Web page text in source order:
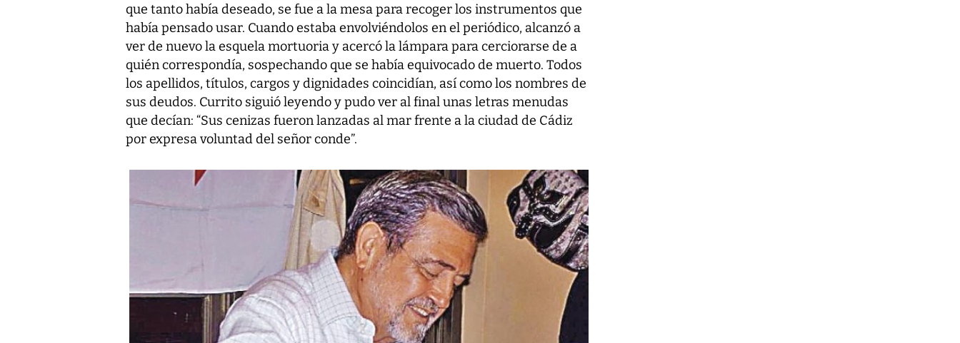
que tanto había deseado, se fue a la mesa para recoger los instrumentos que
había pensado usar. Cuando estaba envolviéndolos en el periódico, alcanzó a
ver de nuevo la esquela mortuoria y acercó la lámpara para cerciorarse de a
quién correspondía, sospechando que se había equivocado de muerto. Todos
los apellidos, títulos, cargos y dignidades coincidían, así como los nombres de
sus deudos. Currito siguió leyendo y pudo ver al final unas letras menudas
que decían: “Sus cenizas fueron lanzadas al mar frente a la ciudad de Cádiz
por expresa voluntad del señor conde”.